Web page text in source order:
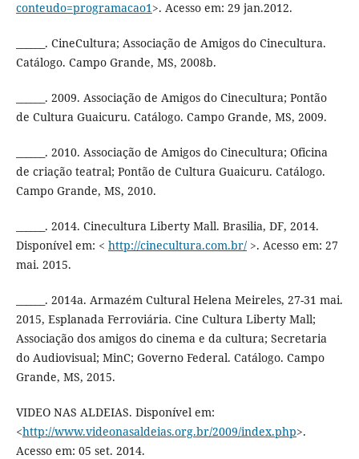
conteudo=programacao1 >. Acesso em: 29 jan.2012.
______. CineCultura; Associação de Amigos do Cinecultura.
Catálogo. Campo Grande, MS, 2008b.
______. 2009. Associação de Amigos do Cinecultura; Pontão
de Cultura Guaicuru. Catálogo. Campo Grande, MS, 2009.
______. 2010. Associação de Amigos do Cinecultura; Oficina
de criação teatral; Pontão de Cultura Guaicuru. Catálogo.
Campo Grande, MS, 2010.
______. 2014. Cinecultura Liberty Mall. Brasilia, DF, 2014.
Disponível em: < http://cinecultura.com.br/>. Acesso em: 27
mai. 2015.
______. 2014a. Armazém Cultural Helena Meireles, 27-31 mai.
2015, Esplanada Ferroviária. Cine Cultura Liberty Mall;
Associação dos amigos do cinema e da cultura; Secretaria
do Audiovisual; MinC; Governo Federal. Catálogo. Campo
Grande, MS, 2015.
VIDEO NAS ALDEIAS. Disponível em:
<http://www.videonasaldeias.org.br/2009/index.php>.
Acesso em: 05 set. 2014.